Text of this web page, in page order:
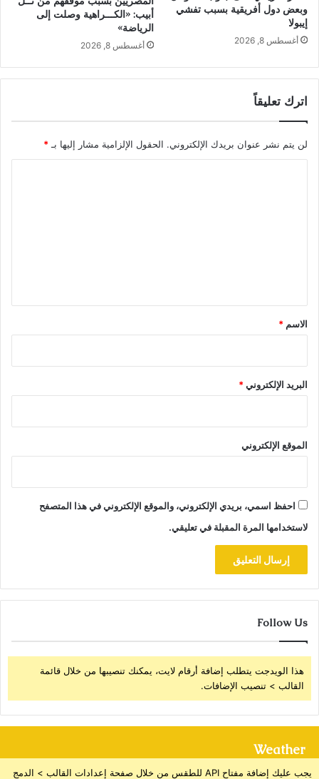
وبعض دول أفريقية بسبب تفشي
إيبولا
أغسطس 8, 2026
أبيب: «الكـــراهية وصلت إلى
الرياضة»
أغسطس 8, 2026
اترك تعليقاً
لن يتم نشر عنوان بريدك الإلكتروني. الحقول الإلزامية مشار إليها بـ *
*
الاسم *
البريد الإلكتروني*
الموقع الإلكتروني
احفظ اسمي، بريدي الإلكتروني، والموقع الإلكتروني في هذا المتصفح
لاستخدامها المرة المقبلة في تعليقي.
Follow Us
هذا الويدجت يتطلب إضافة أرقام لايت، يمكنك تنصيبها من خلال قائمة
القالب > تنصيب الإضافات.
Weather
يجب عليك إضافة مفتاح API للطقس من خلال صفحة إعدادات القالب > الدمج